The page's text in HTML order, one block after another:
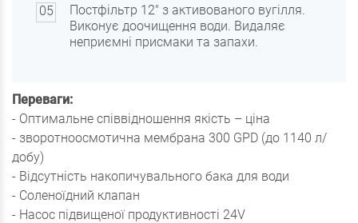
Постфільтр 12" з активованого вугілля.
Виконує доочищення води. Видаляє
неприємні присмаки та запахи.
Переваги:
- Оптимальне співвідношення якість – ціна
- зворотноосмотична мембрана 300 GPD (до 1140 л/
добу)
- Відсутність накопичувального бака для води
- Соленоїдний клапан
- Насос підвищеної продуктивності 24V